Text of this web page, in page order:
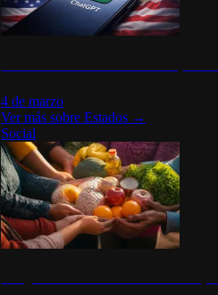
4 de marzo
Ver más sobreEstados →
Social